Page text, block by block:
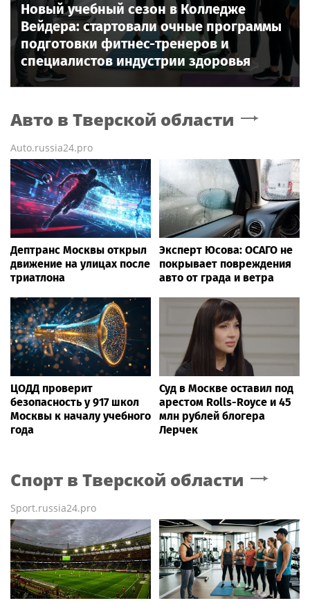
Новый учебный сезон в Колледже
Вейдера: стартовали очные программы
подготовки фитнес-тренеров и
специалистов индустрии здоровья
Авто в Тверской области
Auto.russia24.pro
Дептранс Москвы открыл
движение на улицах после
триатлона
Эксперт Юсова: ОСАГО не
покрывает повреждения
авто от града и ветра
ЦОДД проверит
безопасность у 917 школ
Москвы к началу учебного
года
Суд в Москве оставил под
арестом Rolls-Royce и 45
млн рублей блогера
Лерчек
Спорт в Тверской области
Sport.russia24.pro